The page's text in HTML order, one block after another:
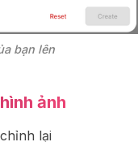
bạn lên
hình ảnh
lại